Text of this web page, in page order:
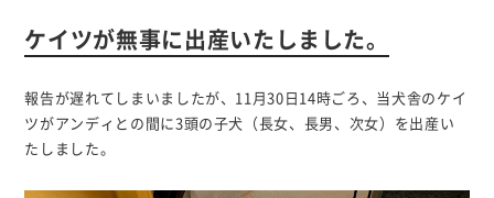
ケイツが無事に出産いたしました。
報告が遅れてしまいましたが、11月30日14時ごろ、当犬舎のケイ
ツがアンディとの間に3頭の子犬（長女、長男、次女）を出産い
たしました。